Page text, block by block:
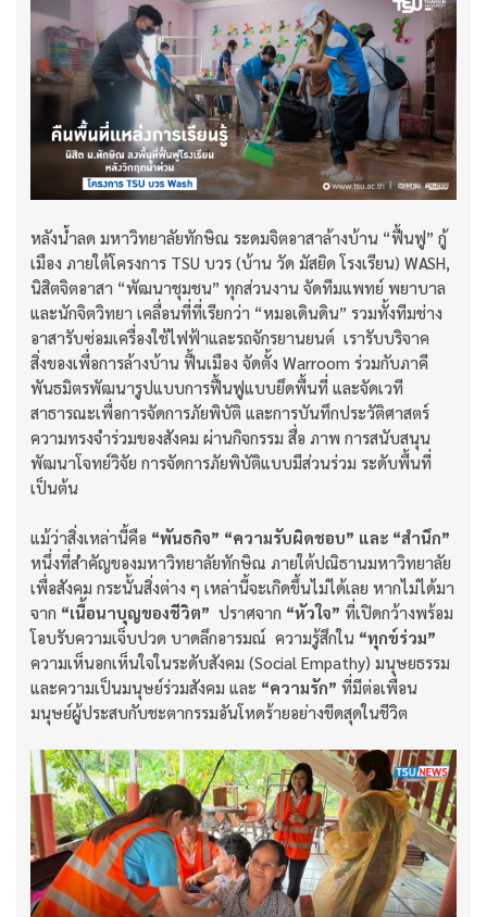
หลังน้ำลด มหาวิทยาลัยทักษิณ ระดมจิตอาสาล้างบ้าน “ฟื้นฟู” กู้
เมือง ภายใต้โครงการ TSU บวร (บ้าน วัด มัสยิด โรงเรียน) WASH,
นิสิตจิตอาสา “พัฒนาชุมชน” ทุกส่วนงาน จัดทีมแพทย์ พยาบาล
และนักจิตวิทยา เคลื่อนที่ที่เรียกว่า “หมอเดินดิน” รวมทั้งทีมช่าง
อาสารับซ่อมเครื่องใช้ไฟฟ้าและรถจักรยานยนต์ เรารับบริจาค
สิ่งของเพื่อการล้างบ้าน ฟื้นเมือง จัดตั้ง Warroom ร่วมกับภาคี
พันธมิตรพัฒนารูปแบบการฟื้นฟูแบบยึดพื้นที่ และจัดเวที
สาธารณะเพื่อการจัดการภัยพิบัติ และการบันทึกประวัติศาสตร์
ความทรงจำร่วมของสังคม ผ่านกิจกรรม สื่อ ภาพ การสนับสนุน
พัฒนาโจทย์วิจัย การจัดการภัยพิบัติแบบมีส่วนร่วม ระดับพื้นที่
เป็นต้น
แม้ว่าสิ่งเหล่านี้คือ “พันธกิจ” “ความรับผิดชอบ” และ “สำนึก”
หนึ่งที่สำคัญของมหาวิทยาลัยทักษิณ ภายใต้ปณิธานมหาวิทยาลัย
เพื่อสังคม กระนั้นสิ่งต่าง ๆ เหล่านี้จะเกิดขึ้นไม่ได้เลย หากไม่ได้มา
จาก “เนื้อนาบุญของชีวิต” ปราศจาก “หัวใจ” ที่เปิดกว้างพร้อม
โอบรับความเจ็บปวด บาดลึกอารมณ์ ความรู้สึกใน “ทุกข์ร่วม”
ความเห็นอกเห็นใจในระดับสังคม (Social Empathy) มนุษยธรรม
และความเป็นมนุษย์ร่วมสังคม และ “ความรัก” ที่มีต่อเพื่อน
มนุษย์ผู้ประสบกับชะตากรรมอันโหดร้ายอย่างขีดสุดในชีวิต